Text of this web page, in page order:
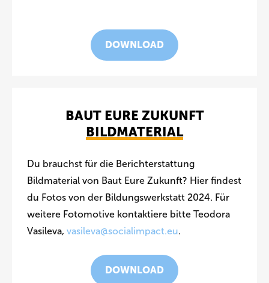
DOWNLOAD
BAUT EURE ZUKUNFT
BILDMATERIAL
Du brauchst für die Berichterstattung
Bildmaterial von Baut Eure Zukunft? Hier findest
du Fotos von der Bildungswerkstatt 2024. Für
weitere Fotomotive kontaktiere bitte Teodora
Vasileva, vasileva@socialimpact.eu.
DOWNLOAD